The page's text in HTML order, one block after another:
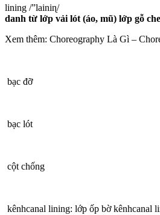
lining /”lainiɳ/
danh từ lớp vải lót (áo, mũ) lớp gỗ
Xem thêm: Choreography Là Gì –
bạc đỡ
bạc lót
cột chống
kênhcanal lining: lớp ốp bờ kênhcanal